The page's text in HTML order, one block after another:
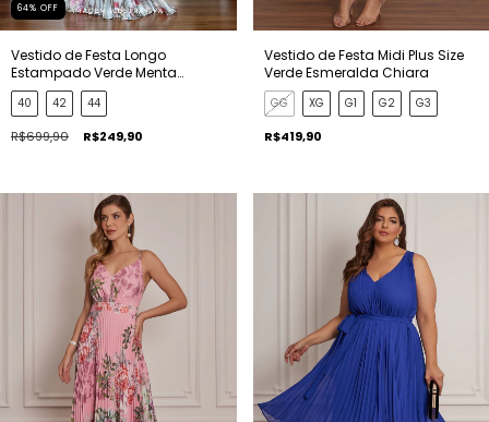
64% OFF
Vestido de Festa Longo
Estampado Verde Menta
Raquel
40 42 44
R$699,90 R$249,90
Vestido de Festa Midi Plus Size
Verde Esmeralda Chiara
GG XG G1 G2 G3
R$419,90